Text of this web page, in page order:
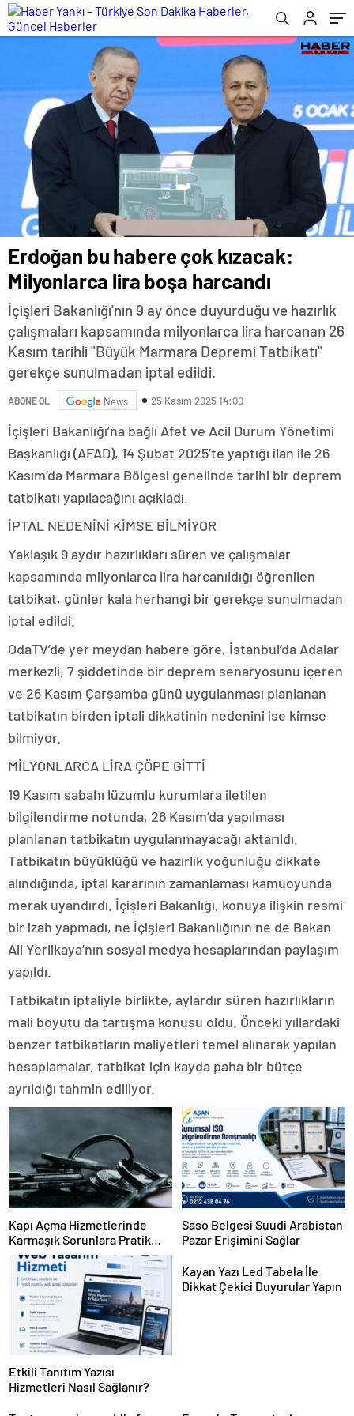
Erdoğan bu habere çok kızacak:
Milyonlarca lira boşa harcandı
İçişleri Bakanlığı'nın 9 ay önce duyurduğu ve hazırlık
çalışmaları kapsamında milyonlarca lira harcanan 26
Kasım tarihli "Büyük Marmara Depremi Tatbikatı"
gerekçe sunulmadan iptal edildi.
ABONE OL News 25 Kasım 2025 14:00
İçişleri Bakanlığı’na bağlı Afet ve Acil Durum Yönetimi
Başkanlığı (AFAD), 14 Şubat 2025’te yaptığı ilan ile 26
Kasım’da Marmara Bölgesi genelinde tarihi bir deprem
tatbikatı yapılacağını açıkladı.
İPTAL NEDENİNİ KİMSE BİLMİYOR
Yaklaşık 9 aydır hazırlıkları süren ve çalışmalar
kapsamında milyonlarca lira harcanıldığı öğrenilen
tatbikat, günler kala herhangi bir gerekçe sunulmadan
iptal edildi.
OdaTV’de yer meydan habere göre, İstanbul’da Adalar
merkezli, 7 şiddetinde bir deprem senaryosunu içeren
ve 26 Kasım Çarşamba günü uygulanması planlanan
tatbikatın birden iptali dikkatinin nedenini ise kimse
bilmiyor.
MİLYONLARCA LİRA ÇÖPE GİTTİ
19 Kasım sabahı lüzumlu kurumlara iletilen
bilgilendirme notunda, 26 Kasım’da yapılması
planlanan tatbikatın uygulanmayacağı aktarıldı.
Tatbikatın büyüklüğü ve hazırlık yoğunluğu dikkate
alındığında, iptal kararının zamanlaması kamuoyunda
merak uyandırdı. İçişleri Bakanlığı, konuya ilişkin resmi
bir izah yapmadı, ne İçişleri Bakanlığının ne de Bakan
Ali Yerlikaya’nın sosyal medya hesaplarından paylaşım
yapıldı.
Tatbikatın iptaliyle birlikte, aylardır süren hazırlıkların
mali boyutu da tartışma konusu oldu. Önceki yıllardaki
benzer tatbikatların maliyetleri temel alınarak yapılan
hesaplamalar, tatbikat için kayda paha bir bütçe
ayrıldığı tahmin ediliyor.
Kapı Açma Hizmetlerinde
Karmaşık Sorunlara Pratik
Çözümler
Saso Belgesi Suudi Arabistan
Pazar Erişimini Sağlar
Etkili Tanıtım Yazısı
Hizmetleri Nasıl Sağlanır?
Kayan Yazı Led Tabela İle
Dikkat Çekici Duyurular Yapın